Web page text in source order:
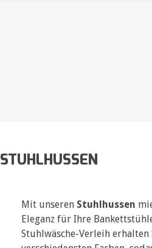
STUHLHUSSEN
Mit unseren Stuhlhussen
Eleganz für Ihre
Stuhlwäsche-Verleih erhalten